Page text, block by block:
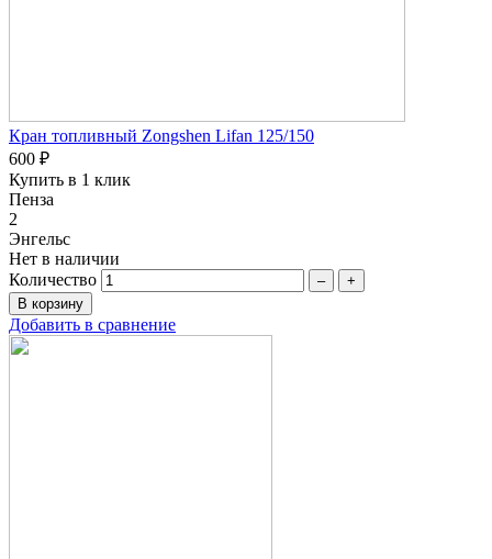
Кран топливный Zongshen Lifan 125/150
600 ₽
Купить в 1 клик
Пенза
2
Энгельс
Нет в наличии
Количество
– +
Добавить в сравнение